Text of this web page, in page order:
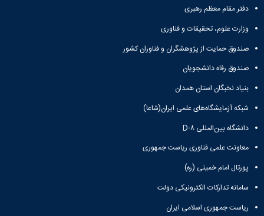
دفتر مقام معظم رهبری
وزارت علوم، تحقیقات و فناوری
صندوق حمایت از پژوهشگران و فناوران کشور
صندوق رفاه دانشجویان
بنیاد نخبگان استان همدان
شبکه آزمایشگاه‌های علمی ایران(شاعا)
دانشگاه بین‌المللی D-۸
معاونت علمی فناوری ریاست جمهوری
پورتال امام خمینی (ره)
سامانه تدارکات الکترونیکی دولت
ریاست جمهوری اسلامی ایران